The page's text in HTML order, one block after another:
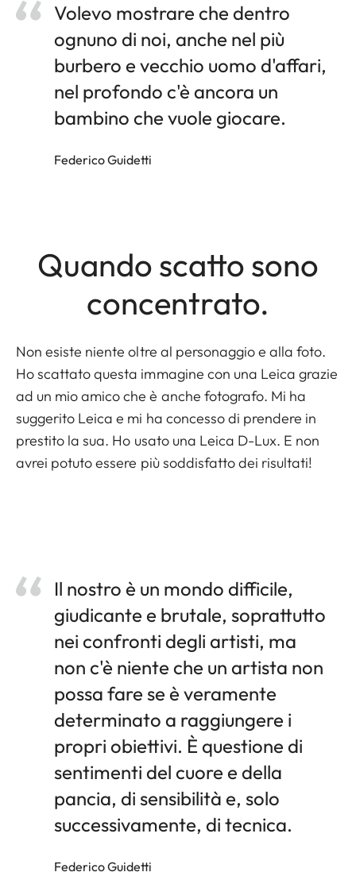
Volevo mostrare che dentro
ognuno di noi, anche nel più
burbero e vecchio uomo d'affari,
nel profondo c'è ancora un
bambino che vuole giocare.
Federico Guidetti
Quando scatto sono
concentrato.
Non esiste niente oltre al personaggio e alla foto.
Ho scattato questa immagine con una Leica grazie
ad un mio amico che è anche fotografo. Mi ha
suggerito Leica e mi ha concesso di prendere in
prestito la sua. Ho usato una Leica D-Lux. E non
avrei potuto essere più soddisfatto dei risultati!
Il nostro è un mondo difficile,
giudicante e brutale, soprattutto
nei confronti degli artisti, ma
non c'è niente che un artista non
possa fare se è veramente
determinato a raggiungere i
propri obiettivi. È questione di
sentimenti del cuore e della
pancia, di sensibilità e, solo
successivamente, di tecnica.
Federico Guidetti